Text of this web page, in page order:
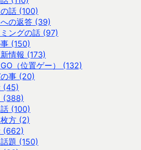
話 (100)
の返答 (39)
ングの話 (97)
(150)
情報 (173)
（位置ゲー） (132)
事 (20)
(45)
(388)
(100)
方 (2)
(662)
題 (150)